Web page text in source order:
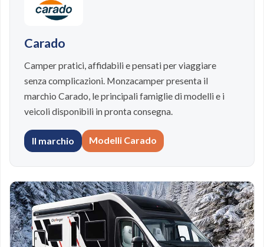
Carado
Camper pratici, affidabili e pensati per viaggiare
senza complicazioni. Monzacamper presenta il
marchio Carado, le principali famiglie di modelli e i
veicoli disponibili in pronta consegna.
Il marchio Modelli Carado